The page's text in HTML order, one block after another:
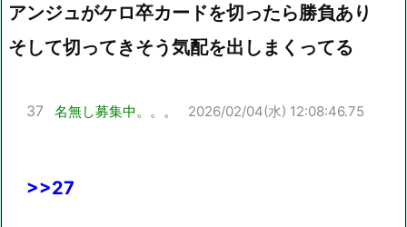
アンジュがケロ卒カードを切ったら勝負あり
そして切ってきそう気配を出しまくってる
37 名無し募集中。。。 2026/02/04(水) 12:08:46.75
>>27